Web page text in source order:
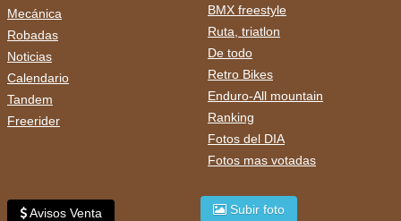
Mecánica
Robadas
Noticias
Calendario
Tandem
Freerider
BMX freestyle
Ruta, triatlon
De todo
Retro Bikes
Enduro-All mountain
Ranking
Fotos del DIA
Fotos mas votadas
Avisos Venta
Subir foto